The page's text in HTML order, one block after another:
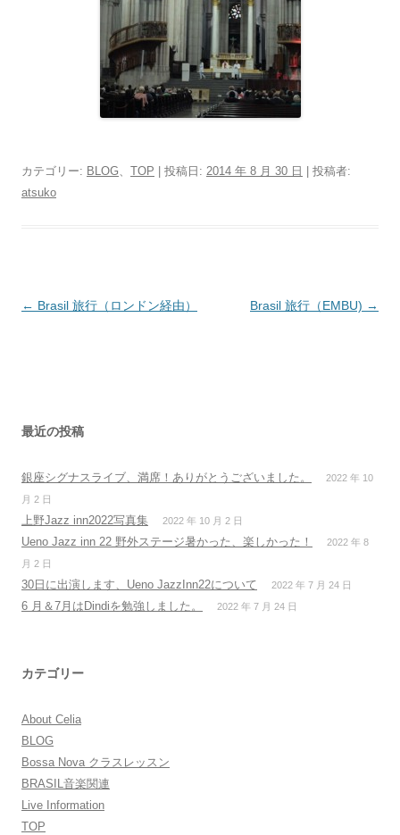
カテゴリー: BLOG、 TOP | 投稿日: 2014 年 8 月 30 日
投稿者:
atsuko
投
ー
ョ
ン
← Brasil 旅行（ロンドン経由） Brasil 旅行（EMBU) →
最近の投稿
銀座シグナスライブ、満席！ありがとうございました。
2022 年 10
月 2 日
上野Jazz inn2022写真集 2022 年 10 月 2 日
Ueno Jazz inn 22 野外ステージ暑かった、楽しかった！
2022 年 8
月 2 日
30日に出演します、Ueno JazzInn22について 2022 年 7 月 24 日
6 月＆7月はDindiを勉強しました。 2022 年 7 月 24 日
カテゴリー
About Celia
BLOG
Bossa Nova クラスレッスン
BRASIL音楽関連
Live Information
TOP